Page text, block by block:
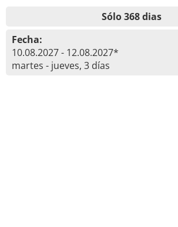
Sólo 368 dias
Fecha:
10.08.2027 - 12.08.2027*
martes - jueves, 3 días